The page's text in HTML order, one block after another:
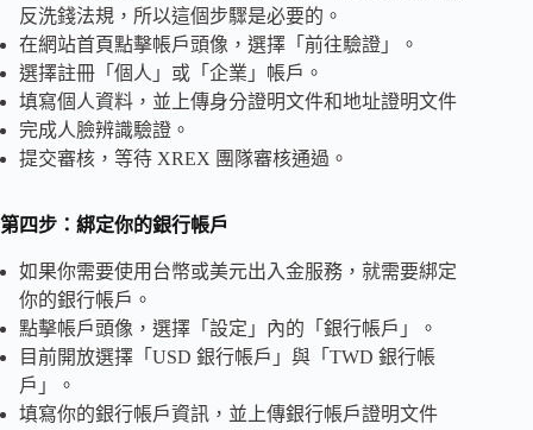
反洗錢法規，所以這個步驟是必要的。
在網站首頁點擊帳戶頭像，選擇「前往驗證」。
選擇註冊「個人」或「企業」帳戶。
填寫個人資料，並上傳身分證明文件和地址證明文件
完成人臉辨識驗證。
提交審核，等待 XREX 團隊審核通過。
第四步：綁定你的銀行帳戶
如果你需要使用台幣或美元出入金服務，就需要綁定
你的銀行帳戶。
點擊帳戶頭像，選擇「設定」內的「銀行帳戶」。
目前開放選擇「USD 銀行帳戶」與「TWD 銀行帳
戶」。
填寫你的銀行帳戶資訊，並上傳銀行帳戶證明文件